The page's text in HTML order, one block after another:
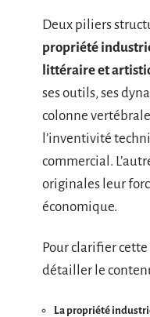
Deux piliers
propriété
littéraire et
ses outils, ses
colonne
l’inventivité
commercial.
originales leur
économique.
Pour clarifier
détailler le
La propriété